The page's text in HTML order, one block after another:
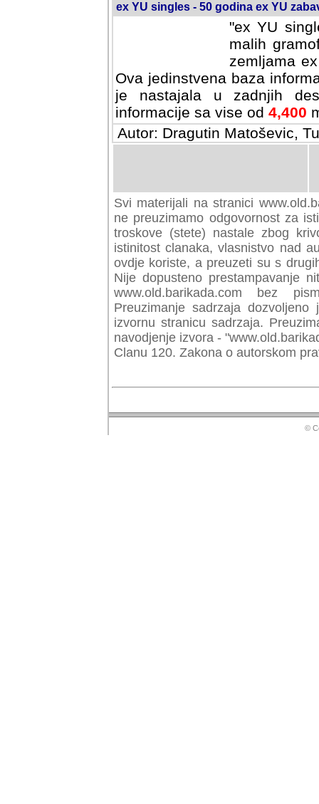
ex YU singles - 50 godina ex YU
"ex YU
malih
zemljama
Ova jedinstvena baza
je nastajala u zadnjih
informacije sa vise od 4,400
Autor: Dragutin Matoševic,
Svi materijali na stranici
preuzimamo odgovornost za
troskove (stete) nastale zbog
istinitost clanaka, vlasnistvo nad
ovdje koriste, a preuzeti su s
Nije dopusteno prestampavanje
www.old.barikada.com bez
Preuzimanje sadrzaja
izvornu stranicu sadrzaja.
navodjenje izvora -
Clanu 120. Zakona o autorskom
©